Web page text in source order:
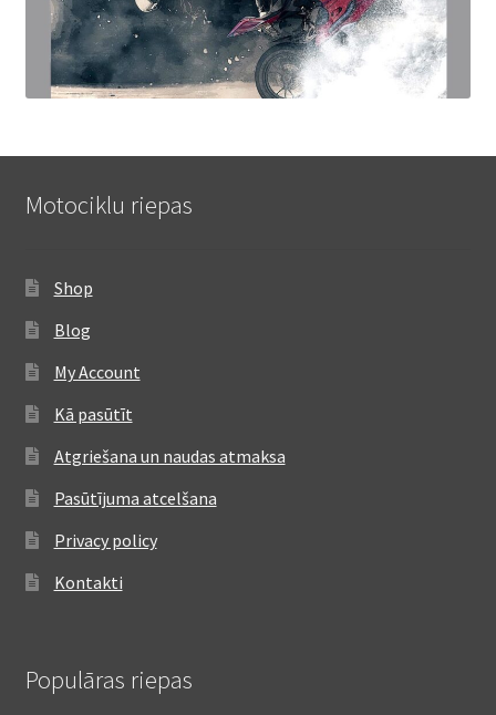
Motociklu riepas
Shop
Blog
My Account
Kā pasūtīt
Atgriešana un naudas atmaksa
Pasūtījuma atcelšana
Privacy policy
Kontakti
Populāras riepas